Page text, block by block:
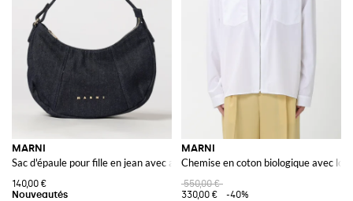
MARNI
Sac d'épaule pour fille en jean avec anse supérieure et logo
140,00 €
MARNI
Chemise en coton biologique avec
550,00 €
330,00 €
-40%